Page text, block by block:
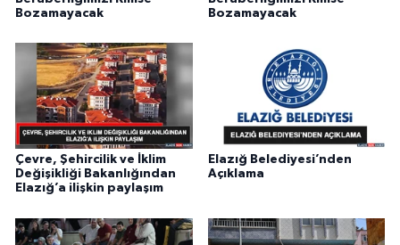
Bozamayacak
Bozamayacak
Çevre, Şehircilik ve İklim
Değişikliği Bakanlığından
Elazığ’a ilişkin paylaşım
Elazığ Belediyesi’nden
Açıklama